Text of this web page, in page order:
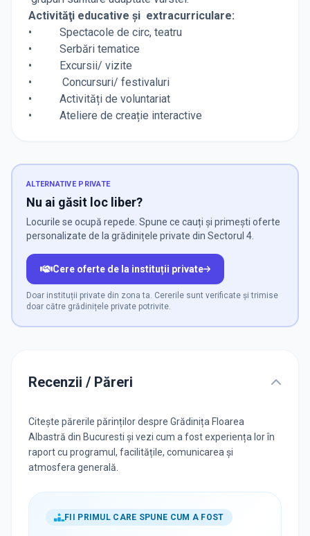
Activităţi educative și extracurriculare:
• Spectacole de circ, teatru
• Serbări tematice
• Excursii/ vizite
• Concursuri/ festivaluri
• Activități de voluntariat
• Ateliere de creație interactive
ALTERNATIVE PRIVATE
Nu ai găsit loc liber?
Locurile se ocupă repede. Spune ce cauți și primești oferte
personalizate de la grădinițele private din Sectorul 4.
Cere oferte de la instituții private
Doar instituții private din zona ta. Cererile sunt verificate și trimise
doar către grădinițele private potrivite.
Recenzii / Păreri
Citește părerile părinților despre Grădinița Floarea
Albastră din Bucuresti și vezi cum a fost experiența lor în
raport cu programul, facilitățile, comunicarea și
atmosfera generală.
FII PRIMUL CARE SPUNE CUM A FOST